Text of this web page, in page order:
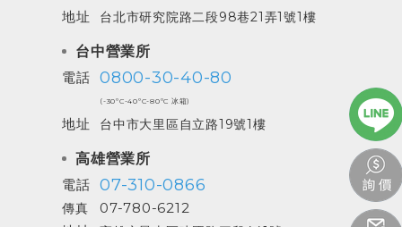
地址 台北市研究院路二段98巷21弄1號1樓
台中營業所
電話 0800-30-40-80
(-30ºC-40ºC-80ºC 冰箱)
地址 台中市大里區自立路19號1樓
高雄營業所
電話 07-310-0866
傳真
07-780-6212